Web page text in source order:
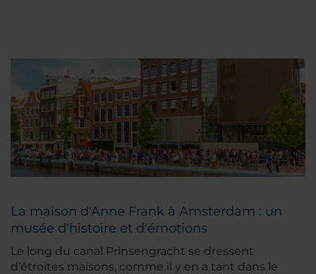
La maison d'Anne Frank à Amsterdam : un
musée d'histoire et d'émotions
Le long du canal Prinsengracht se dressent
d’étroites maisons, comme il y en a tant dans le